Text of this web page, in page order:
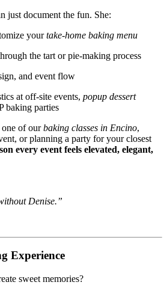
just document the fun. She:
yourtake-home baking menu
the tart or pie-making process
and event flow
at off-site events, popup dessert
baking parties
one of ourbaking classes in Encino,
or planning a party for your closest
every event feels elevated, elegant,
Denise.”
Experience
sweet memories?